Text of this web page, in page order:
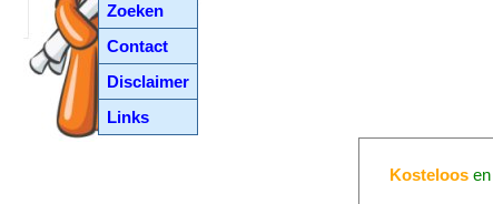
Zoeken
Contact
Disclaimer
Links
Kosteloosen